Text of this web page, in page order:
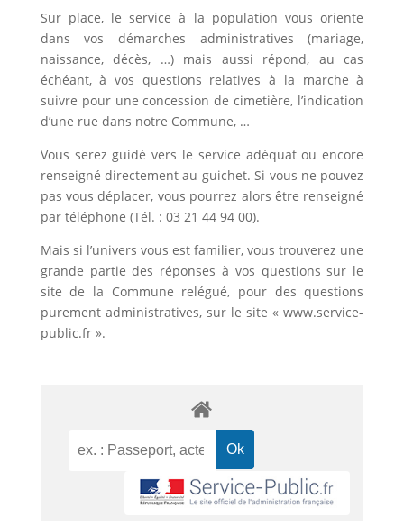
Sur place, le service à la population vous oriente
dans vos démarches administratives (mariage,
naissance, décès, …) mais aussi répond, au cas
échéant, à vos questions relatives à la marche à
suivre pour une concession de cimetière, l’indication
d’une rue dans notre Commune, …
Vous serez guidé vers le service adéquat ou encore
renseigné directement au guichet. Si vous ne pouvez
pas vous déplacer, vous pourrez alors être renseigné
par téléphone (Tél. : 03 21 44 94 00).
Mais si l’univers vous est familier, vous trouverez une
grande partie des réponses à vos questions sur le
site de la Commune relégué, pour des questions
purement administratives, sur le site « www.service-
public.fr ».